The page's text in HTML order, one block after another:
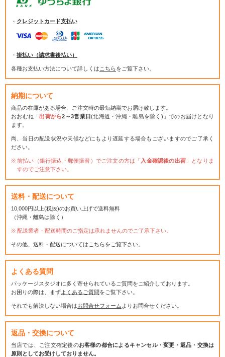
・ クレジットカード支払い
・ 掛払い（請求書後払い）
各種お支払い方法について詳しくは こちらをご覧下さい。
納期について
商品の在庫がある場合、ご注文時の最短納期でお届け致します。
おおむね「出荷から2～3営業日(北海道・沖縄・離島を除く)」でのお届けとなり
ます。
尚、当日の配送状況や天候などにもより遅延する場合もございますのでご了承く
ださい。
前払い（銀行振込・郵便振替）でご注文の方は「 入金確認後の出荷 」となりま
すのでご注意下さい。
送料・配送について
10,000円以上(税抜)のお買い上げで送料無料
（沖縄・離島は除く）
配送業者・配送時間のご指定は承れませんのでご了承下さい。
その他、送料・配送については こちらをご覧下さい。
よくある質問
パッケージスタジオに多く寄せられているご質問をご紹介しております。
お困りの際は、まずよくあるご質問をご覧下さい。
それでも解決しない場合はお問合せフォーム よりお問合せください。
返品・交換について
当店では、ご注文確定後のお客様の都合によるキャンセル・変更・返品・交換は
原則としてお受けしておりません。